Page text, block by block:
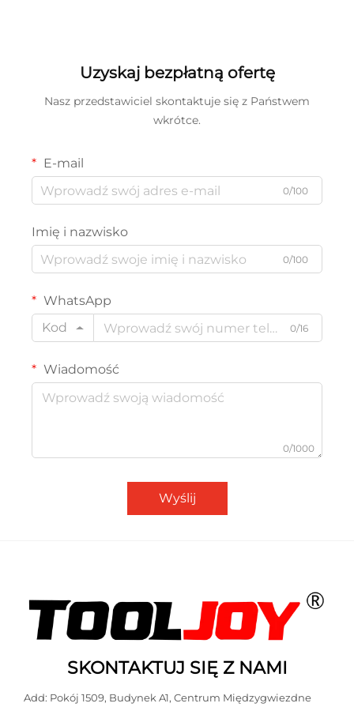
i napraw samochodowych
przechowywania
Uzyskaj bezpłatną ofertę
Nasz przedstawiciel skontaktuje się z Państwem
wkrótce.
E-mail
0/100
Imię i nazwisko
0/100
WhatsApp
Kod
0/16
Wiadomość
0/1000
Wyślij
SKONTAKTUJ SIĘ Z NAMI
Add: Pokój 1509, Budynek A1, Centrum Międzygwiezdne